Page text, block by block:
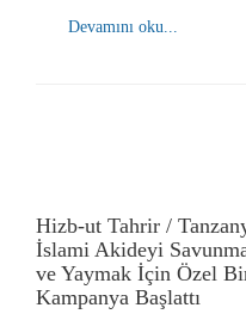
Devamını oku...
Hizb-ut Tahrir /
İslami Akideyi
ve Yaymak İçin Özel
Kampanya Başlattı